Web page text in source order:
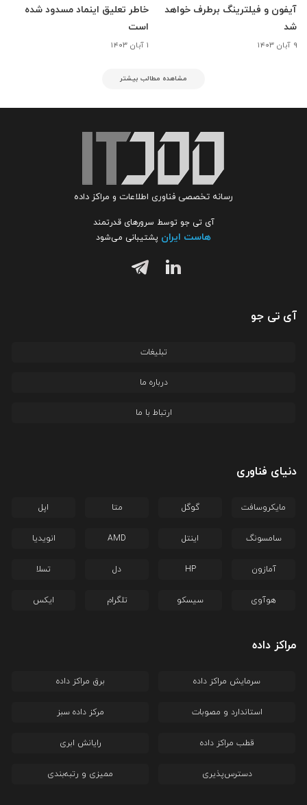
آیفون و فیلترینگ برطرف خواهد
شد
۹ آبان ۱۴۰۳
خاطر تعلیق اینماد مسدود شده
است
۱ آبان ۱۴۰۳
مشاهده مطالب بیشتر
رسانه تخصصی فناوری اطلاعات و مراکز داده
آی تی جو توسط سرورهای قدرتمند
هاست ایران پشتیبانی می‌شود
آی تی جو
تبلیغات
درباره ما
ارتباط با ما
دنیای فناوری
مایکروسافت گوگل متا اپل
سامسونگ اینتل AMD انویدیا
آمازون HP دل تسلا
هوآوی سیسکو تلگرام ایکس
مراکز داده
سرمایش مراکز داده برق مراکز داده
استاندارد و مصوبات مرکز داده سبز
قطب مراکز داده رایانش ابری
دسترس‌پذیری ممیزی و رتبه‌بندی